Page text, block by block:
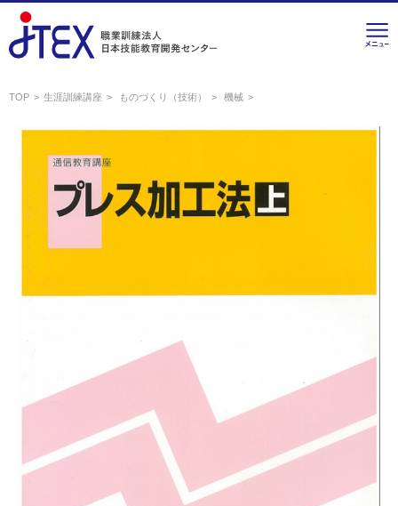
TOP 生涯訓練講座 ものづくり（技術） 機械